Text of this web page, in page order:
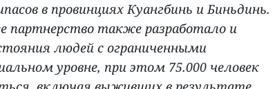
в провинциях Куангбинь и Биньдинь.
партнерство также разработало и
людей с ограниченными
уровне, при этом 75.000 человек